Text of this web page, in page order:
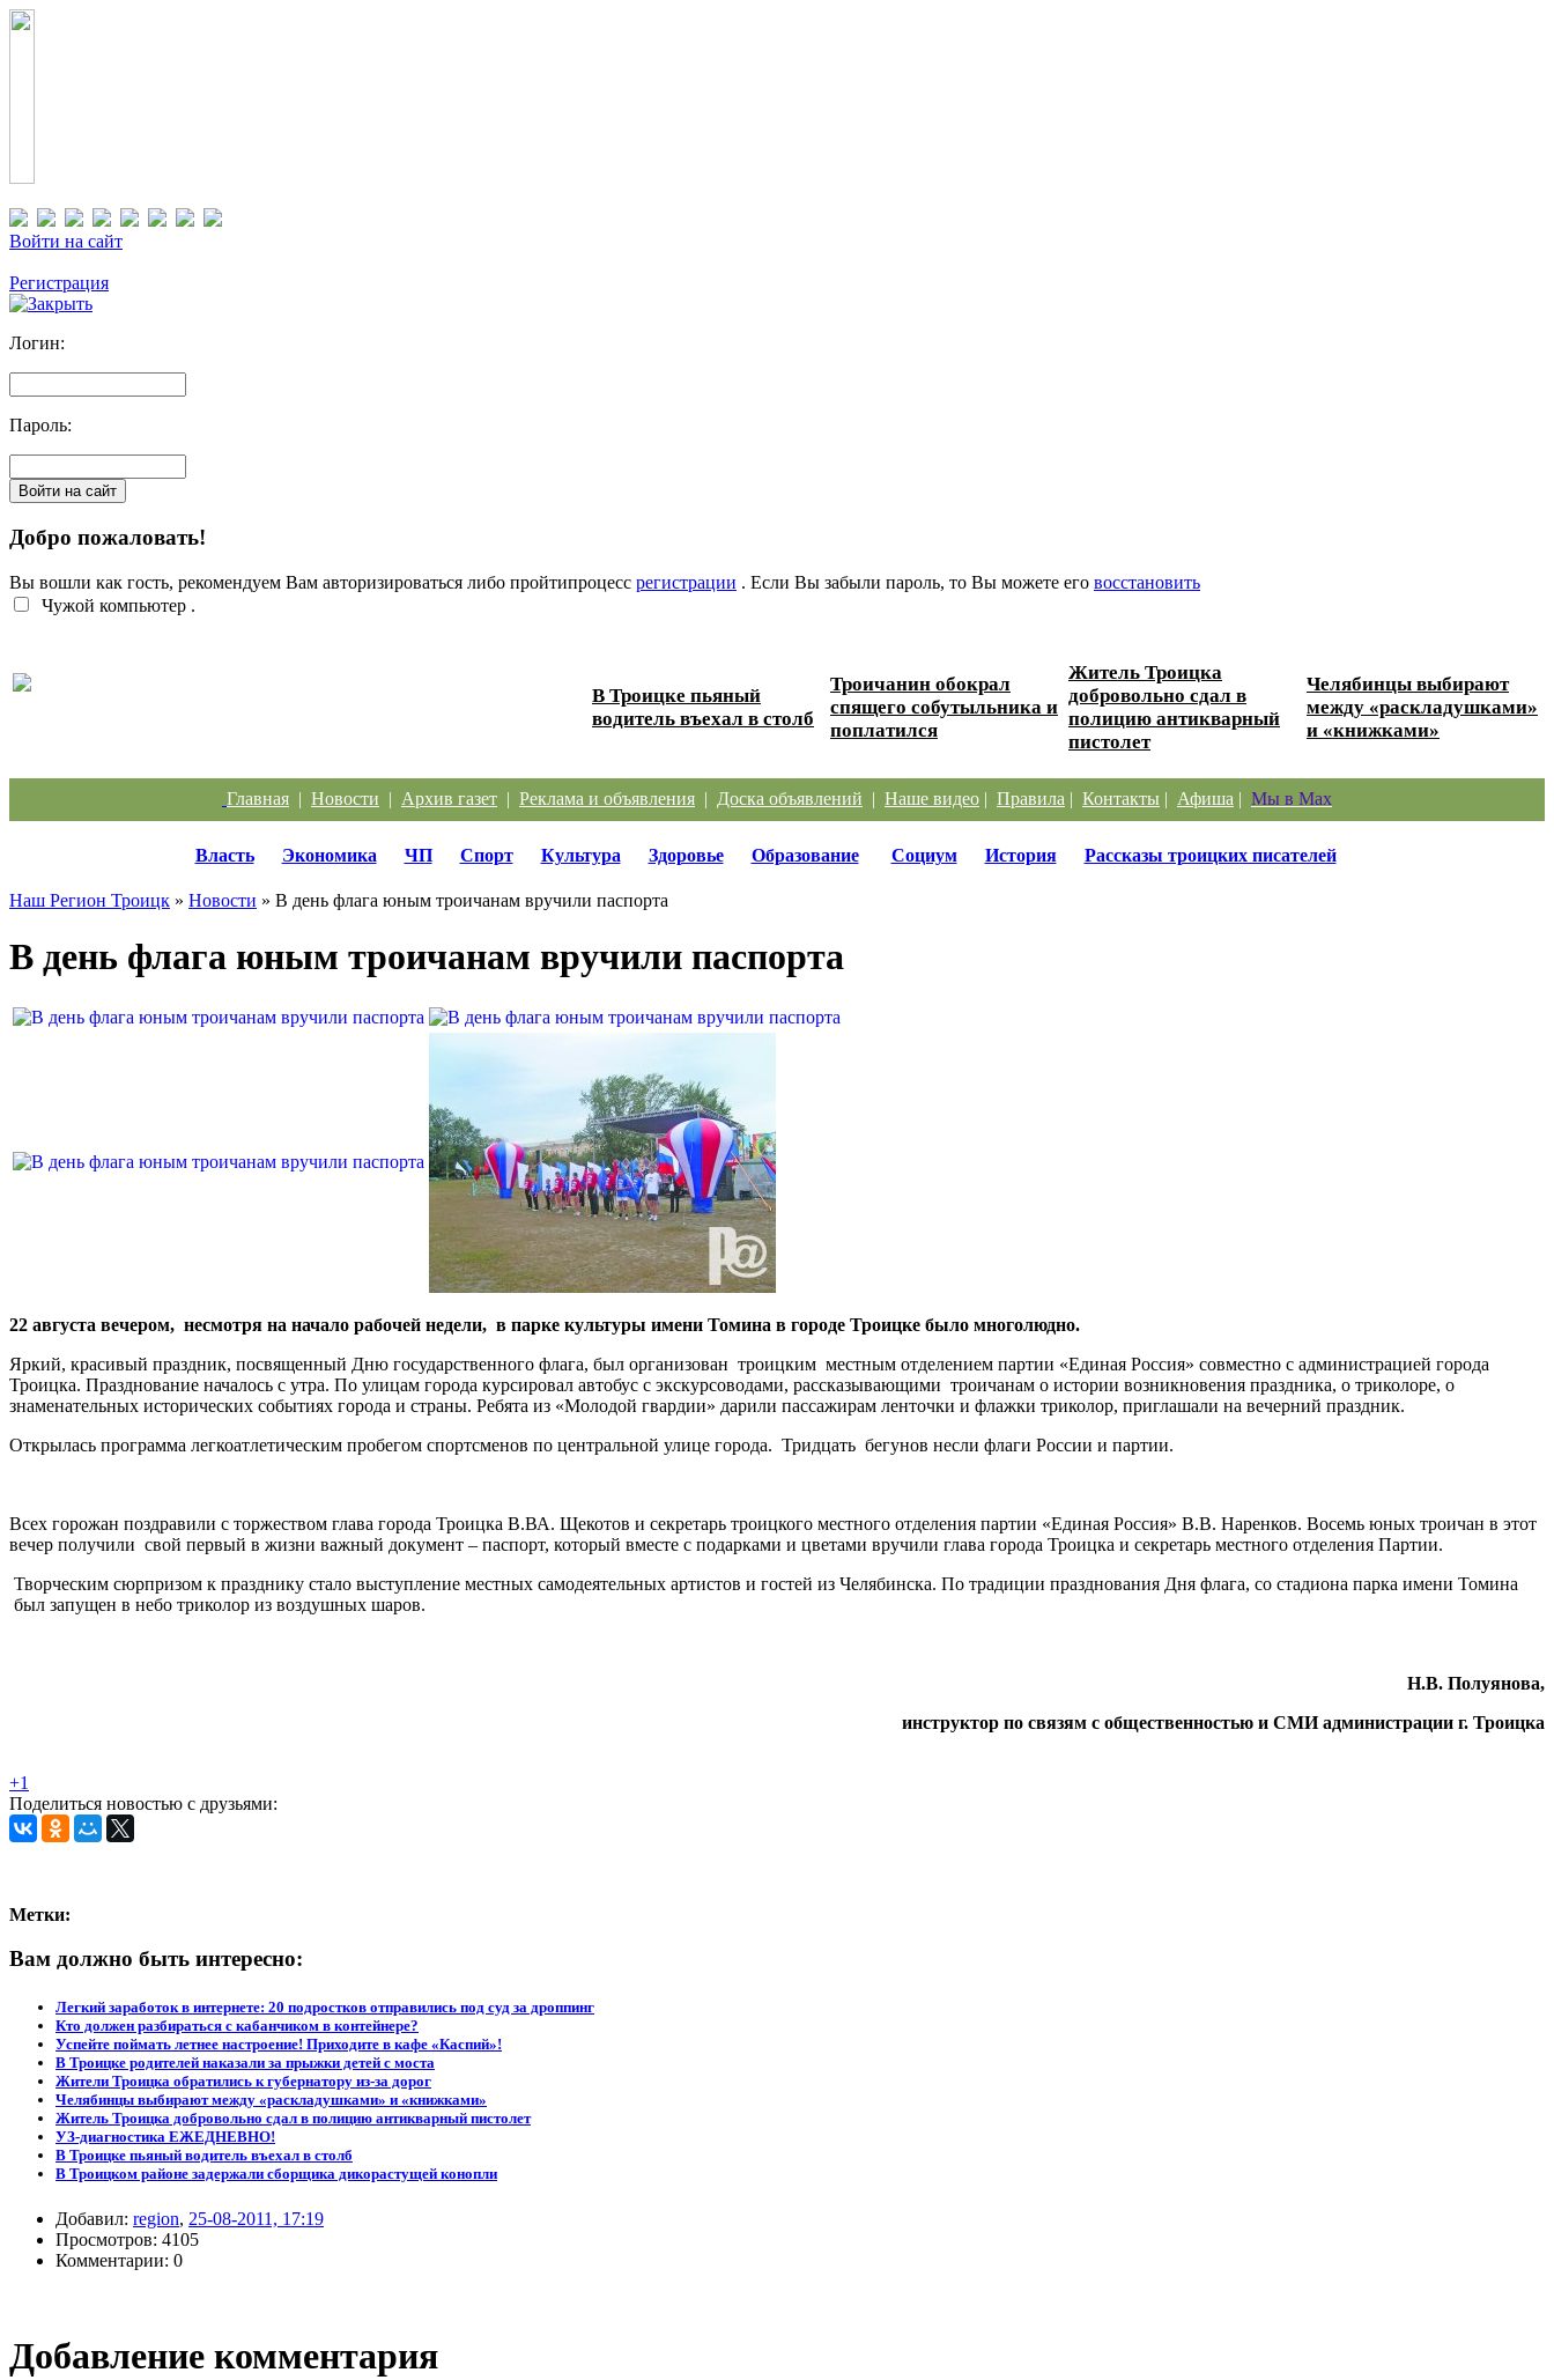
Войти на сайт
Регистрация
Логин:
Пароль:
Добро пожаловать!
Вы вошли как гость, рекомендуем Вам авторизироваться либо пройтипроцесс регистрации . Если Вы забыли пароль, то Вы можете его восстановить
Чужой компьютер .
В Троицке пьяный
водитель въехал в столб
Троичанин обокрал
спящего собутыльника и
поплатился
Житель Троицка
добровольно сдал в
полицию антикварный
пистолет
Челябинцы выбирают
между «раскладушками»
и «книжками»
Главная | Новости | Архив газет | Реклама и объявления | Доска объявлений | Наше видео | Правила | Контакты | Афиша | Мы в Max
Власть Экономика ЧП Спорт Культура Здоровье Образование Социум История Рассказы троицких писателей
Наш Регион Троицк » Новости » В день флага юным троичанам вручили паспорта
В день флага юным троичанам вручили паспорта
22 августа вечером, несмотря на начало рабочей недели, в парке культуры имени Томина в городе Троицке было многолюдно.
Яркий, красивый праздник, посвященный Дню государственного флага, был организован троицким местным отделением партии «Единая Россия» совместно с администрацией города
Троицка. Празднование началось с утра. По улицам города курсировал автобус с экскурсоводами, рассказывающими троичанам о истории возникновения праздника, о триколоре, о
знаменательных исторических событиях города и страны. Ребята из «Молодой гвардии» дарили пассажирам ленточки и флажки триколор, приглашали на вечерний праздник.
Открылась программа легкоатлетическим пробегом спортсменов по центральной улице города. Тридцать бегунов несли флаги России и партии.
Всех горожан поздравили с торжеством глава города Троицка В.ВА. Щекотов и секретарь троицкого местного отделения партии «Единая Россия» В.В. Наренков. Восемь юных троичан в этот
вечер получили свой первый в жизни важный документ – паспорт, который вместе с подарками и цветами вручили глава города Троицка и секретарь местного отделения Партии.
Творческим сюрпризом к празднику стало выступление местных самодеятельных артистов и гостей из Челябинска. По традиции празднования Дня флага, со стадиона парка имени Томина
был запущен в небо триколор из воздушных шаров.
Н.В. Полуянова,
инструктор по связям с общественностью и СМИ администрации г. Троицка
+1
Поделиться новостью с друзьями:
Метки:
Вам должно быть интересно:
Легкий заработок в интернете: 20 подростков отправились под суд за дроппинг
Кто должен разбираться с кабанчиком в контейнере?
Успейте поймать летнее настроение! Приходите в кафе «Каспий»!
В Троицке родителей наказали за прыжки детей с моста
Жители Троицка обратились к губернатору из-за дорог
Челябинцы выбирают между «раскладушками» и «книжками»
Житель Троицка добровольно сдал в полицию антикварный пистолет
УЗ-диагностика ЕЖЕДНЕВНО!
В Троицке пьяный водитель въехал в столб
В Троицком районе задержали сборщика дикорастущей конопли
Добавил: region, 25-08-2011, 17:19
Просмотров: 4105
Комментарии: 0
Добавление комментария